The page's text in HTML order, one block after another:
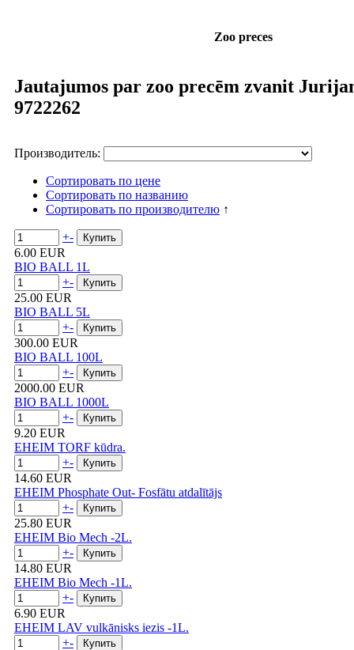
Zoo preces
Jautajumos par zoo precēm zvanit
9722262
Производитель:
Сортировать по цене
Сортировать по названию
Сортировать по производителю ↑
+-
6.00 EUR
BIO BALL 1L
+-
25.00 EUR
BIO BALL 5L
+-
300.00 EUR
BIO BALL 100L
+-
2000.00 EUR
BIO BALL 1000L
+-
9.20 EUR
EHEIM TORF kūdra.
+-
14.60 EUR
EHEIM Phosphate Out- Fosfātu atdalītājs
+-
25.80 EUR
EHEIM Bio Mech -2L.
+-
14.80 EUR
EHEIM Bio Mech -1L.
+-
6.90 EUR
EHEIM LAV vulkānisks iezis -1L.
+-